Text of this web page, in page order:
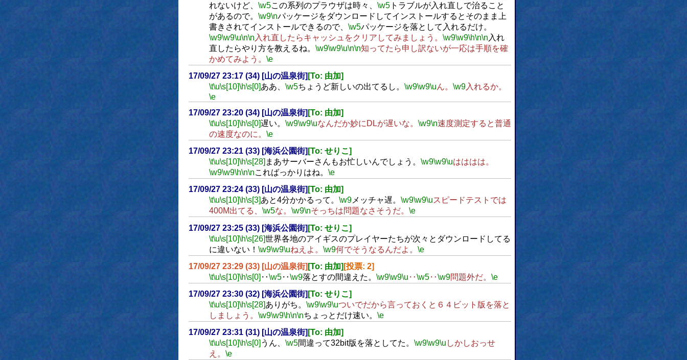
れないけど、 \w5この系列のプラウザは時々、 \w5トラブルが入れ直しで治ること
があるので。 \w9\nパッケージをダウンロードしてインストールするとそのまま上
書きされてインストールできるので、 \w5パッケージを落として入れるだけ。
\w9\w9\u\n\n 入れ直したらキャッシュをクリアしてみましょう。 \w9\w9\h\n\n 入れ
直したらやり方を教えるね。 \w9\w9\u\n\n知ってたら申し訳ないが一応は手順を確
かめてみよう。 \e
17/09/27 23:17 (34) [山の温泉街] [To: 由加]
\t\u\s[10]\h\s[0]ああ、 \w5ちょうど新しいの出てるし。 \w9\w9\uん。 \w9入れるか。
\e
17/09/27 23:20 (34) [山の温泉街] [To: 由加]
\t\u\s[10]\h\s[0]遅い。 \w9\w9\uなんだか妙にDLが遅いな。 \w9\n速度測定すると普通
の速度なのに。 \e
17/09/27 23:21 (33) [海浜公園街] [To: せりこ]
\t\u\s[10]\h\s[28] まあサーバーさんもお忙しいんでしょう。 \w9\w9\uはははは。
\w9\w9\h\n\nこればっかりはね。 \e
17/09/27 23:24 (33) [山の温泉街] [To: 由加]
\t\u\s[10]\h\s[3]あと4分かかるって。 \w9メッチャ遅。 \w9\w9\uスピードテストでは
400M出てる、 \w5な。 \w9\nそっちは問題なさそうだ。 \e
17/09/27 23:25 (33) [海浜公園街] [To: せりこ]
\t\u\s[10]\h\s[26]世界各地のアイギスのプレイヤーたちが次々とダウンロードしてる
に違いない！ \w9\w9\uねえよ。 \w9何でそうなるんだよ。 \e
17/09/27 23:29 (33) [山の温泉街] [To: 由加] [投票: 2]
\t\u\s[10]\h\s[0] ‥\w5‥\w9落とすの間違えた。 \w9\w9\u ‥\w5‥\w9問題外だ。 \e
17/09/27 23:30 (32) [海浜公園街] [To: せりこ]
\t\u\s[10]\h\s[28]ありがち。 \w9\w9\uついでだから言っておくと６４ビット版を落と
しましょう。 \w9\w9\h\n\nちょっとだけ速い。 \e
17/09/27 23:31 (31) [山の温泉街] [To: 由加]
\t\u\s[10]\h\s[0] うん、 \w5間違って32bit版を落としてた。 \w9\w9\u しかしおっせ
え。 \e